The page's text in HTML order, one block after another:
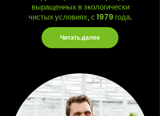
выращенных в экологически
чистых условиях, с 1979 года.
Читать далее